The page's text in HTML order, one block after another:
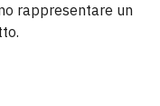
rappresentare un